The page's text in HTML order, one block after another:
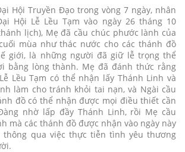
Hội Truyền Đạo trong vòng 7 ngày, nhân
Hội Lễ Lều Tạm vào ngày 26 tháng 10
lịch), Mẹ đã cầu chúc phước lành của
mùa như thác nước cho các thánh đồ
giới, là những người đã giữ lễ trọng thể
bằng lòng thành. Mẹ đã đánh thức rằng
Lều Tạm có thể nhận lấy Thánh Linh và
làm cho tránh khỏi tai nạn, và Ngài cầu
đồ có thể nhận được mọi điều thiết cần
nhờ lấp đầy Thánh Linh, rồi Mẹ cầu
mà các thánh đồ được nhận vào ngày này
qua việc thực tiễn tình yêu thương